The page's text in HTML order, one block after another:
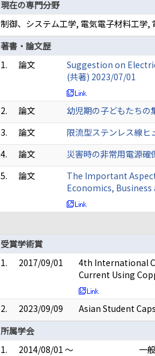
現在の専門分野
制御、システム工学, 電気電子材料工学,
著書・論文歴
1.
論文
Suggestion on
(共著) 2023/07/01
2. 論文
幼児期の子どもたち
3.
論文
限流型ステンレス線
4.
論文
災害時の非常用電源
5.
論文
The Important
Economics, Business
受賞学術賞
1.
2017/09/01
4th International
Current Using
2. 2023/09/09
Asian Student
所属学会
1.
2014/08/01 ～
一